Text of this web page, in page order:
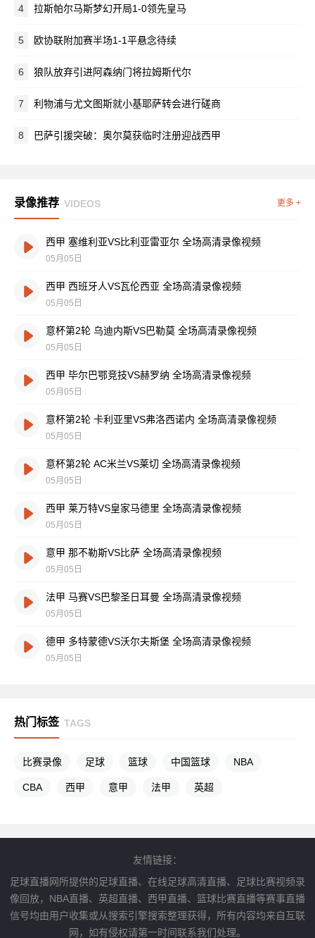
4 拉斯帕尔马斯梦幻开局1-0领先皇马
5 欧协联附加赛半场1-1平悬念待续
6 狼队放弃引进阿森纳门将拉姆斯代尔
7 利物浦与尤文图斯就小基耶萨转会进行磋商
8 巴萨引援突破：奥尔莫获临时注册迎战西甲
录像推荐 VIDEOS 更多 +
西甲 塞维利亚VS比利亚雷亚尔 全场高清录像视频
05月05日
西甲 西班牙人VS瓦伦西亚 全场高清录像视频
05月05日
意杯第2轮 乌迪内斯VS巴勒莫 全场高清录像视频
05月05日
西甲 毕尔巴鄂竞技VS赫罗纳 全场高清录像视频
05月05日
意杯第2轮 卡利亚里VS弗洛西诺内 全场高清录像视频
05月05日
意杯第2轮 AC米兰VS莱切 全场高清录像视频
05月05日
西甲 莱万特VS皇家马德里 全场高清录像视频
05月05日
意甲 那不勒斯VS比萨 全场高清录像视频
05月05日
法甲 马赛VS巴黎圣日耳曼 全场高清录像视频
05月05日
德甲 多特蒙德VS沃尔夫斯堡 全场高清录像视频
05月05日
热门标签 TAGS
比赛录像 足球 篮球 中国篮球 NBA
CBA 西甲 意甲 法甲 英超
友情链接：
足球直播网所提供的足球直播、在线足球高清直播、足球比赛视频录
像回放，NBA直播、英超直播、西甲直播、篮球比赛直播等赛事直播
信号均由用户收集或从搜索引擎搜索整理获得，所有内容均来自互联
网，如有侵权请第一时间联系我们处理。